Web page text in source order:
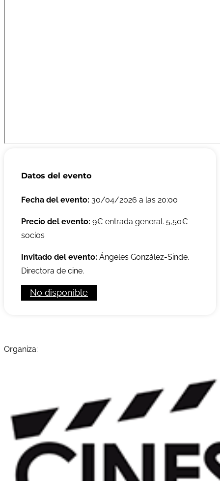
Datos del evento
Fecha del evento: 30/04/2026 a las 20:00
Precio del evento: 9€ entrada general. 5,50€
socios
Invitado del evento: Ángeles González-Sinde.
Directora de cine.
No disponible
Organiza: